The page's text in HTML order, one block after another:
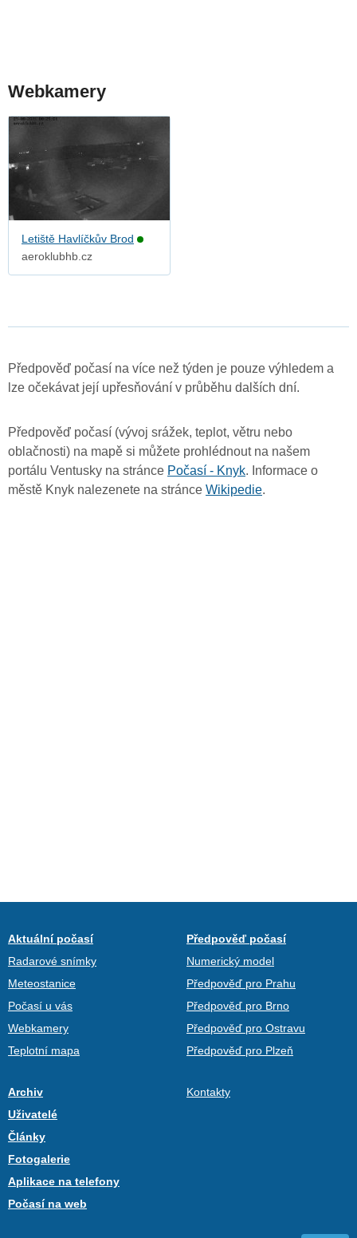
Webkamery
Letiště Havlíčkův Brod
aeroklubhb.cz
Předpověď počasí na více než týden je pouze výhledem a
lze očekávat její upřesňování v průběhu dalších dní.
Předpověď počasí (vývoj srážek, teplot, větru nebo
oblačnosti) na mapě si můžete prohlédnout na našem
portálu Ventusky na stránce Počasí - Knyk. Informace o
městě Knyk nalezenete na stránce Wikipedie.
Aktuální počasí
Radarové snímky
Meteostanice
Počasí u vás
Webkamery
Teplotní mapa
Předpověď počasí
Numerický model
Předpověď pro Prahu
Předpověď pro Brno
Předpověď pro Ostravu
Předpověď pro Plzeň
Archiv
Uživatelé
Články
Fotogalerie
Aplikace na telefony
Počasí na web
Kontakty